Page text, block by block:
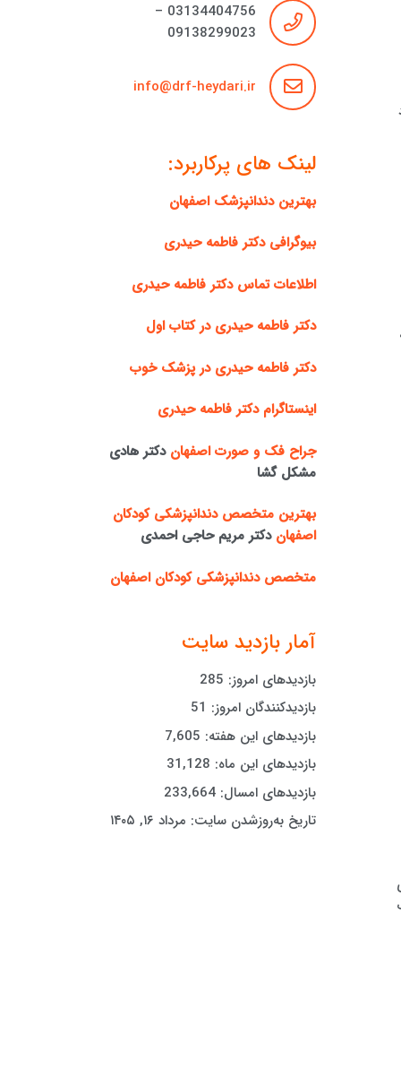
03134404756 –
09138299023
info@drf-heydari.ir
لینک های پرکاربرد:
بهترین دندانپزشک اصفهان
بیوگرافی دکتر فاطمه حیدری
اطلاعات تماس دکتر فاطمه حیدری
دکتر فاطمه حیدری در کتاب اول
دکتر فاطمه حیدری در پزشک خوب
اینستاگرام دکتر فاطمه حیدری
جراح فک و صورت اصفهان دکتر هادی
مشکل گشا
بهترین متخصص دندانپزشکی کودکان
اصفهان دکتر مریم حاجی احمدی
متخصص دندانپزشکی کودکان اصفهان
آمار بازدید سایت
بازدیدهای امروز: 285
بازدیدکنندگان امروز: 51
بازدیدهای این هفته: 7,605
بازدیدهای این ماه: 31,128
بازدیدهای امسال: 233,664
تاریخ به‌روزشدن سایت: مرداد ۱۶, ۱۴۰۵